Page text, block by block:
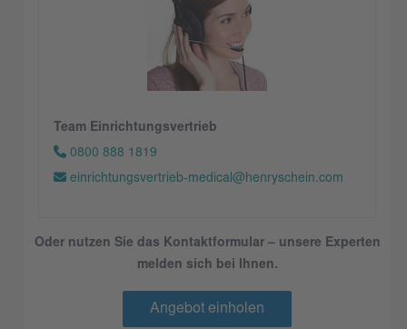
Team Einrichtungsvertrieb
0800 888 1819
einrichtungsvertrieb-medical@henryschein.com
Oder nutzen Sie das Kontaktformular – unsere Experten
melden sich bei Ihnen.
Angebot einholen